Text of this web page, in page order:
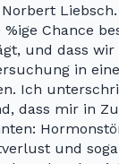
Chance
und dass wir
in
Ich
dass mir in
und